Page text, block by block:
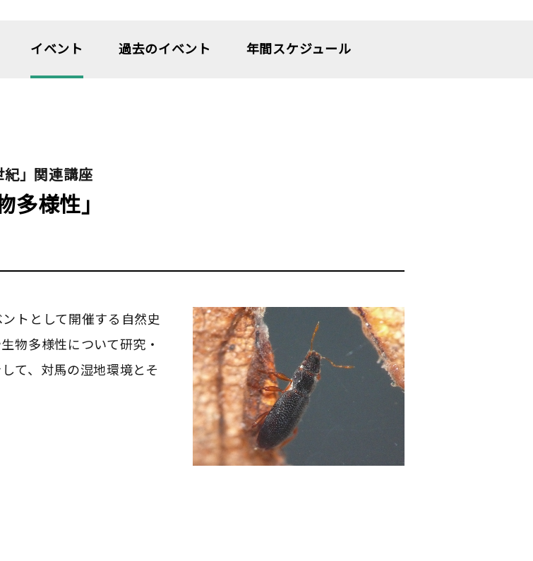
イベント 過去のイベント 年間スケジュール
」関連講座
多様性」
トとして開催する自然史
物多様性について研究・
て、対馬の湿地環境とそ